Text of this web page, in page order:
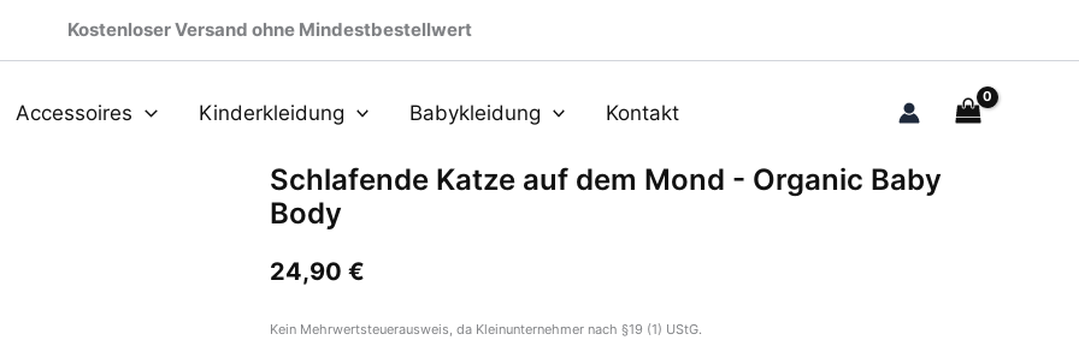
Kostenloser Versand ohne Mindestbestellwert
Accessoires Kinderkleidung Babykleidung Kontakt
Schlafende Katze auf dem Mond - Organic Baby
Body
24,90 €
Kein Mehrwertsteuerausweis, da Kleinunternehmer nach §19 (1) UStG.